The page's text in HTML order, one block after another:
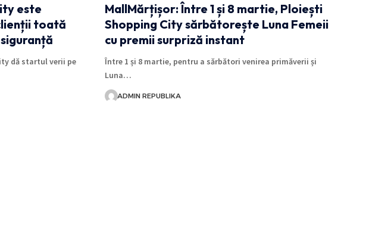
este
toată
dă startul verii pe
MallMărțișor: Între 1 și 8 martie, Ploiești
Shopping City sărbătorește Luna Femeii
cu premii surpriză instant
Între 1 și 8 martie, pentru a sărbători venirea primăverii și
Luna…
ADMIN REPUBLIKA